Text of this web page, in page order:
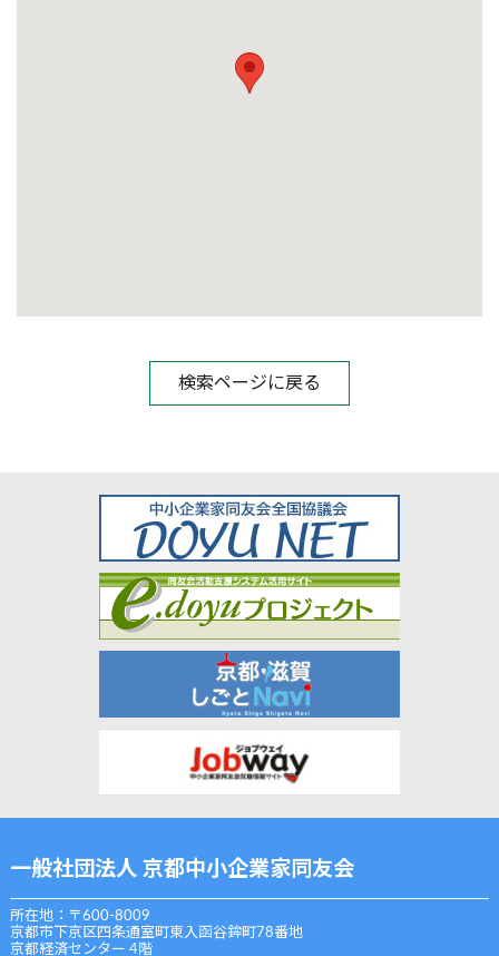
検索ページに戻る
一般社団法人 京都中小企業家同友会
所在地：〒600-8009
京都市下京区四条通室町東入函谷鉾町78番地
京都経済センター 4階